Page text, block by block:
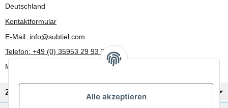
Alle akzeptieren
Deutschland
Kontaktformular
E-Mail: info@subtiel.com
Telefon: +49 (0) 35953 29 93 30
Mo-Fr: 8:00 Uhr - 17:00 Uhr
Zahlung/Versand